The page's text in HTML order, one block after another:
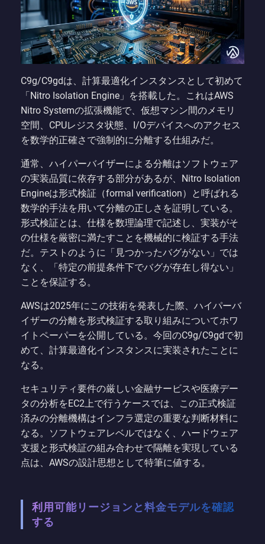
C9g/C9gdは、計算最適化インスタンスとして初めて
「Nitro Isolation Engine」を搭載した。これはAWS
Nitro Systemの拡張機能で、仮想マシン間のメモリ
空間、CPUレジスタ状態、I/Oデバイスへのアクセス
を数学的正確さで強制的に分離する仕組みだ。
通常、ハイパーバイザーによる分離はソフトウェア
の実装品質に依存する部分があるが、Nitro Isolation
Engineは形式検証（formal verification）と呼ばれる
数学的手法を用いて分離の正しさを証明している。
形式検証とは、仕様を数理論理で記述し、実装がそ
の仕様を厳密に満たすことを機械的に検証する手法
だ。テストのように「見つかったバグがない」では
なく、「特定の前提条件下でバグが存在し得ない」
ことを保証する。
AWSは2025年にこの技術を発表した際、ハイパーバ
イザーの分離を形式検証する取り組みについてホワ
イトペーパーを公開している。今回のC9g/C9gdで初
めて、計算最適化インスタンスに実装されたことに
なる。
セキュリティ要件の厳しい金融サービスや医療デー
タの分析をEC2上で行うケースでは、この正式検証
済みの分離機構はインフラ選定の重要な判断材料に
なる。ソフトウェアレベルではなく、ハードウェア
支援と形式検証の組み合わせで隔離を実現している
点は、AWSの設計思想として特筆に値する。
利用可能リージョンと料金モデルを確認
する